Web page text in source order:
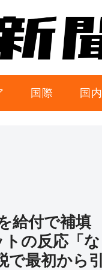
国際 国内
給付で補填
の反応「な
最初から引